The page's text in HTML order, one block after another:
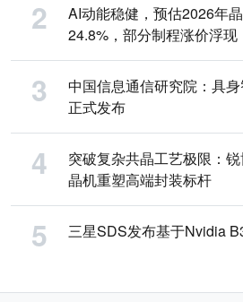
AI动能稳健，预估2026年
24.8%，部分制程涨价浮现
中国信息通信研究院：具
正式发布
突破复杂共晶工艺极限：
晶机重塑高端封装标杆
三星SDS发布基于Nvidia